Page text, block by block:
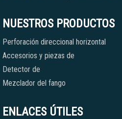
NUESTROS PRODUCTOS
Perforación direccional horizontal
Accesorios y piezas de
Detector de
Mezclador del fango
ENLACES ÚTILES